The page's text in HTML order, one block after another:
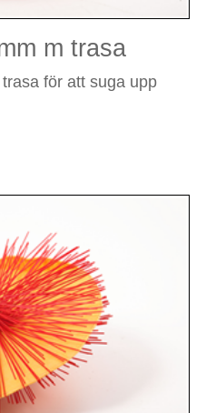
m trasa
för att suga upp